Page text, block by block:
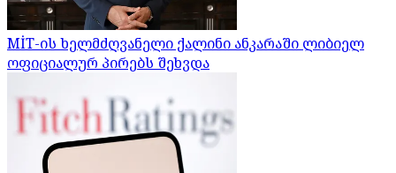
MİT-ის ხელმძღვანელი ქალინი ანკარაში ლიბიელ
ოფიციალურ პირებს შეხვდა